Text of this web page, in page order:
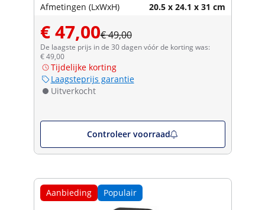
Afmetingen (LxWxH) 20.5 x 24.1 x 31 cm
€ 47,00€ 49,00
De laagste prijs in de 30 dagen vóór de korting was:
€ 49,00
Tijdelijke korting
Laagsteprijs garantie
Uitverkocht
Controleer voorraad
Aanbieding Populair